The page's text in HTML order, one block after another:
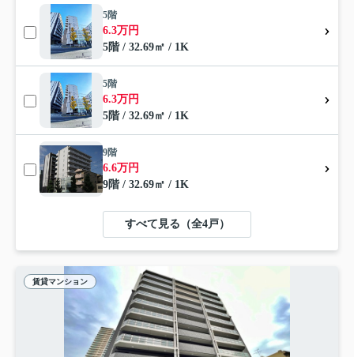
5階
6.3万円
5階 / 32.69㎡ / 1K
5階
6.3万円
5階 / 32.69㎡ / 1K
9階
6.6万円
9階 / 32.69㎡ / 1K
すべて見る（全4戸）
賃貸マンション